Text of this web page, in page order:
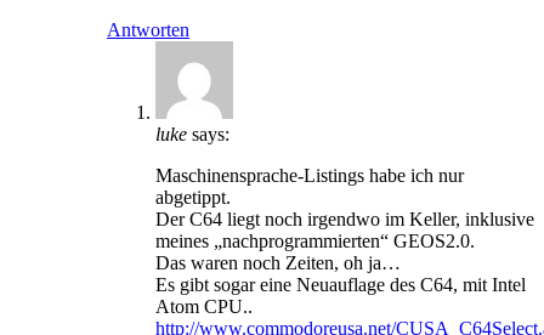
Antworten
luke says:
Maschinensprache-Listings habe ich nur
abgetippt.
Der C64 liegt noch irgendwo im Keller, inklusive
meines „nachprogrammierten“ GEOS2.0.
Das waren noch Zeiten, oh ja…
Es gibt sogar eine Neuauflage des C64, mit Intel
Atom CPU..
http://www.commodoreusa.net/